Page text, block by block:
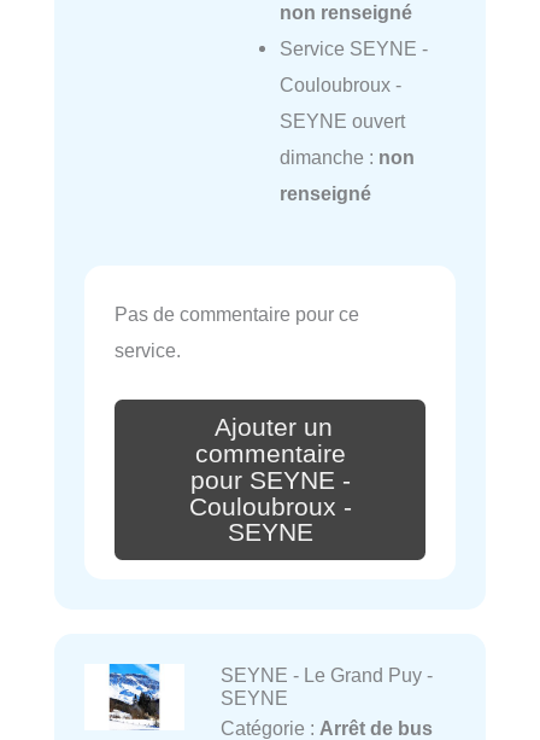
non renseigné
Service SEYNE -
Couloubroux -
SEYNE ouvert
dimanche : non
renseigné
Pas de commentaire pour ce
service.
Ajouter un
commentaire
pour SEYNE -
Couloubroux -
SEYNE
SEYNE - Le Grand Puy -
SEYNE
Catégorie : Arrêt de bus